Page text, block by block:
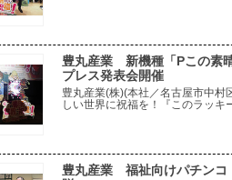
豊丸産業 新機種「Pこの素
プレス発表会開催
豊丸産業(株)(本社／名古屋市中村
しい世界に祝福を！『このラッ
豊丸産業 福祉向けパチンコ